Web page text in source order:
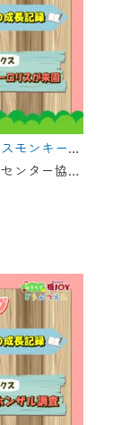
おうちで猿ジョイどうぶつえん～サイクスモンキー～（2024年12月16日初回放送）
世界屈指のサル類動物園・日本モンキーセンター協力の親子で学べる動物番組。